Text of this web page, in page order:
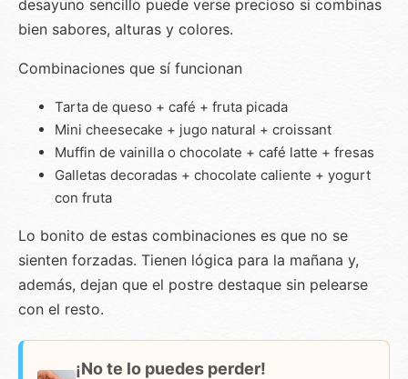
desayuno sencillo puede verse precioso si combinas
bien sabores, alturas y colores.
Combinaciones que sí funcionan
Tarta de queso + café + fruta picada
Mini cheesecake + jugo natural + croissant
Muffin de vainilla o chocolate + café latte + fresas
Galletas decoradas + chocolate caliente + yogurt
con fruta
Lo bonito de estas combinaciones es que no se
sienten forzadas. Tienen lógica para la mañana y,
además, dejan que el postre destaque sin pelearse
con el resto.
¡No te lo puedes perder!